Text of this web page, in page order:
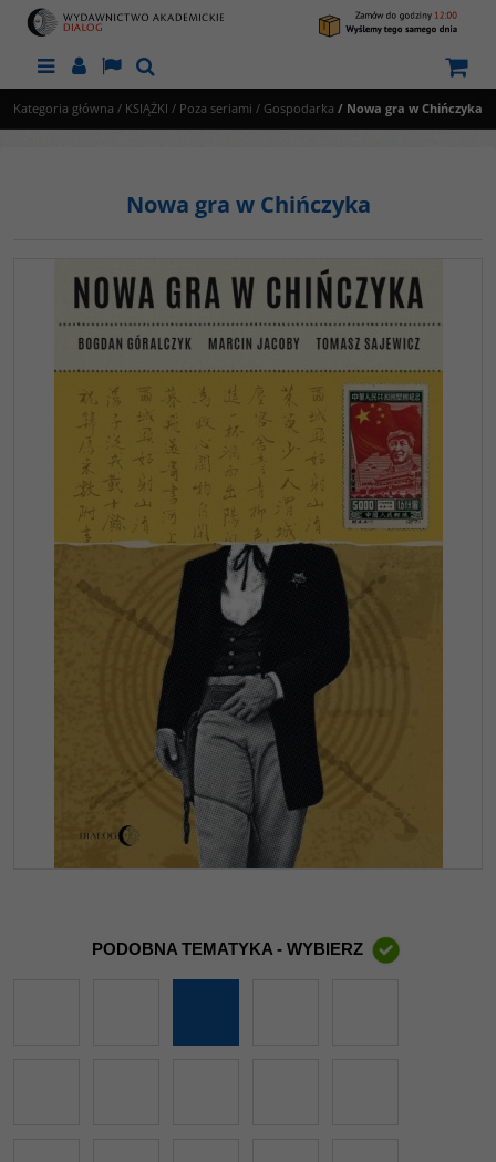
MenuPanelLangSzukaj
Kategoria główna / KSIĄŻKI / Poza seriami / Gospodarka / Nowa gra w Chińczyka
Nowa gra w Chińczyka
PODOBNA TEMATYKA - WYBIERZ